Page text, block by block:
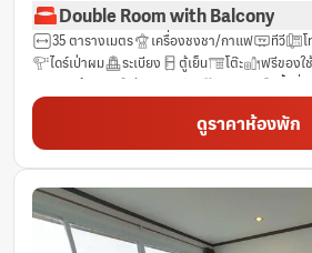
Double Room with Balcony
35 ตารางเมตร เครื่องชงชา/กาแฟ ทีวี
ไดร์เป่าผม
ระเบียง ตู้เย็น โต๊ะ ฟรีของใ
รองเท้าแตะ
ช่องดาวเทียม
วิวสถานที่สำคัญ
ก่อให้เกิ
ผลิตภัณฑ์ทำความสะอาด
วิวแม่น้ำ ผ้าเช็ดตัว
มีลิฟท์ให้บริการสำหรับชั้นบน
รถเข็นผู้พิการสา
ราวแขวนเสื้อ
ฟรี Wifi
ห้องพักชั้นล่าง ห้องปลอ
ห้องพักชั้นบนสุด
หน้าต่าง
ดูราคาห้องพัก